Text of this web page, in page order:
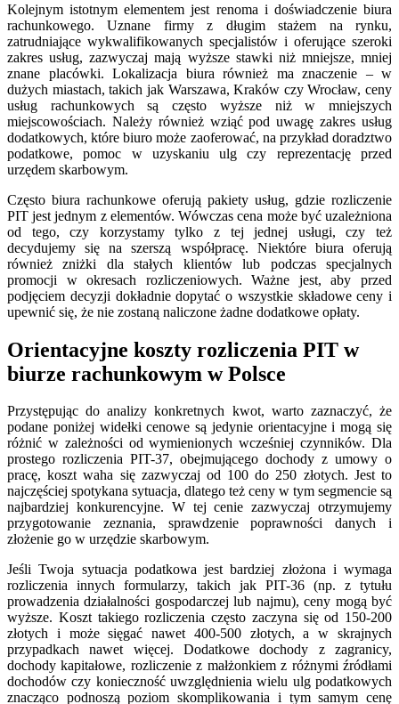
Kolejnym istotnym elementem jest renoma i doświadczenie biura
rachunkowego. Uznane firmy z długim stażem na rynku,
zatrudniające wykwalifikowanych specjalistów i oferujące szeroki
zakres usług, zazwyczaj mają wyższe stawki niż mniejsze, mniej
znane placówki. Lokalizacja biura również ma znaczenie – w
dużych miastach, takich jak Warszawa, Kraków czy Wrocław, ceny
usług rachunkowych są często wyższe niż w mniejszych
miejscowościach. Należy również wziąć pod uwagę zakres usług
dodatkowych, które biuro może zaoferować, na przykład doradztwo
podatkowe, pomoc w uzyskaniu ulg czy reprezentację przed
urzędem skarbowym.
Często biura rachunkowe oferują pakiety usług, gdzie rozliczenie
PIT jest jednym z elementów. Wówczas cena może być uzależniona
od tego, czy korzystamy tylko z tej jednej usługi, czy też
decydujemy się na szerszą współpracę. Niektóre biura oferują
również zniżki dla stałych klientów lub podczas specjalnych
promocji w okresach rozliczeniowych. Ważne jest, aby przed
podjęciem decyzji dokładnie dopytać o wszystkie składowe ceny i
upewnić się, że nie zostaną naliczone żadne dodatkowe opłaty.
Orientacyjne koszty rozliczenia PIT w
biurze rachunkowym w Polsce
Przystępując do analizy konkretnych kwot, warto zaznaczyć, że
podane poniżej widełki cenowe są jedynie orientacyjne i mogą się
różnić w zależności od wymienionych wcześniej czynników. Dla
prostego rozliczenia PIT-37, obejmującego dochody z umowy o
pracę, koszt waha się zazwyczaj od 100 do 250 złotych. Jest to
najczęściej spotykana sytuacja, dlatego też ceny w tym segmencie są
najbardziej konkurencyjne. W tej cenie zazwyczaj otrzymujemy
przygotowanie zeznania, sprawdzenie poprawności danych i
złożenie go w urzędzie skarbowym.
Jeśli Twoja sytuacja podatkowa jest bardziej złożona i wymaga
rozliczenia innych formularzy, takich jak PIT-36 (np. z tytułu
prowadzenia działalności gospodarczej lub najmu), ceny mogą być
wyższe. Koszt takiego rozliczenia często zaczyna się od 150-200
złotych i może sięgać nawet 400-500 złotych, a w skrajnych
przypadkach nawet więcej. Dodatkowe dochody z zagranicy,
dochody kapitałowe, rozliczenie z małżonkiem z różnymi źródłami
dochodów czy konieczność uwzględnienia wielu ulg podatkowych
znacząco podnoszą poziom skomplikowania i tym samym cenę